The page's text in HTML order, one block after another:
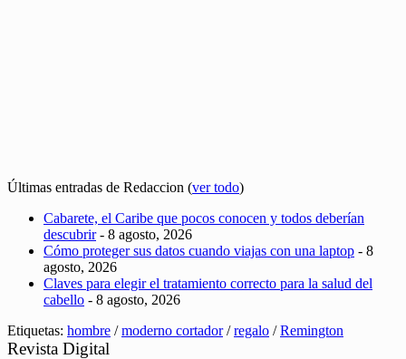
Últimas entradas de Redaccion (ver todo)
Cabarete, el Caribe que pocos conocen y todos deberían
descubrir- 8 agosto, 2026
Cómo proteger sus datos cuando viajas con una laptop - 8
agosto, 2026
Claves para elegir el tratamiento correcto para la salud del
cabello - 8 agosto, 2026
Etiquetas: hombre /moderno cortador/regalo /Remington
Revista Digital